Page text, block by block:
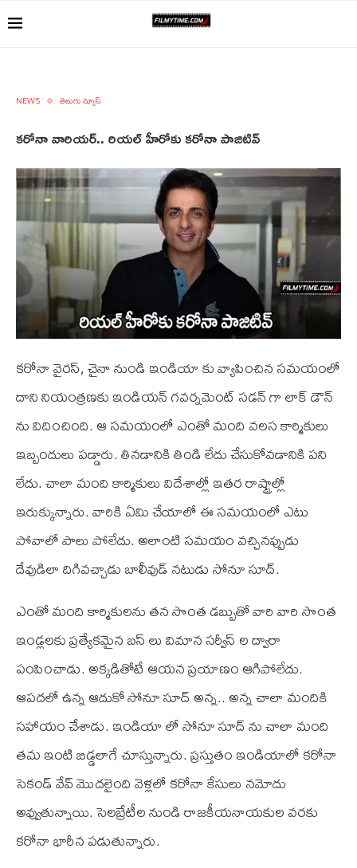
NEWS తెలుగు న్యూస్
కరోనా వారియర్‌.. రియల్‌ హీరోకు కరోనా పాజిటివ్‌
కరోనా వైరస్, చైనా నుండి ఇండియా కు వ్యాపించిన సమయంలో
దాని నియంత్రణకు ఇండియన్ గవర్నమెంట్ సడన్ గా లాక్ డౌన్
ను విదించింది. ఆ సమయంలో ఎంతో మంది వలస కార్మికులు
ఇబ్బందులు పడ్డారు. తినడానికి తిండి లేదు చేసుకోవడానికి పని
లేదు. చాలా మంది కార్మికులు విదేశాల్లో ఇతర రాష్ట్రాల్లో
ఇరుక్కున్నారు. వారికి ఏమి చేయాలో ఈ సమయంలో ఎటు
పోవాలో పాలు పోలేదు. అలాంటి సమయం వచ్చినప్పుడు
దేవుడిలా దిగివచ్చాడు బాలీవుడ్ నటుడు సోనూ సూద్.
ఎంతో మంది కార్మికులను తన సొంత డబ్బుతో వారి వారి సొంత
ఇండ్లలకు ప్రత్యేకమైన బస్ లు విమాన సర్వీస్ ల ద్వారా
పంపించాడు. అక్కడితోటే ఆయన ప్రయాణం ఆగిపోలేదు.
ఆపదలో ఉన్న ఆదుకో సోనూ సూద్ అన్న.. అన్న చాలా మందికి
సహాయం చేశాడు. ఇండియా లో సోనూ సూద్ ను చాలా మంది
తమ ఇంటి బిడ్డలాగే చూస్తున్నారు. ప్రస్తుతం ఇండియాలో కరోనా
సెకండ్ వేవ్ మొదలైంది వెళ్లలో కరోనా కేసులు నమోదు
అవ్వుతున్నాయి. సెలబ్రేటీల నుండి రాజకీయనాయకుల వరకు
కరోనా భారీన పడుతున్నారు.